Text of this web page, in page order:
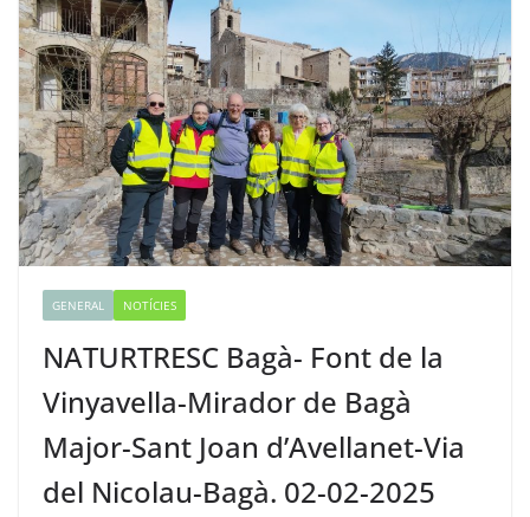
GENERAL NOTÍCIES
NATURTRESC Bagà- Font de la
Vinyavella-Mirador de Bagà
Major-Sant Joan d’Avellanet-Via
del Nicolau-Bagà. 02-02-2025